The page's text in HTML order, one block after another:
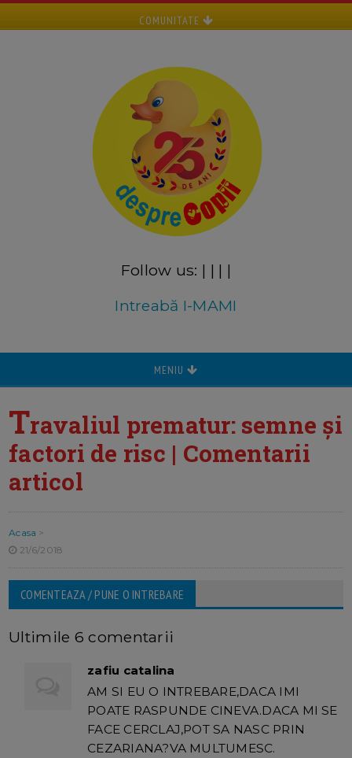
COMUNITATE
Follow us: | | | |
Intreabă I-MAMI
MENIU
Travaliul prematur: semne și
factori de risc | Comentarii
articol
Acasa >
21/6/2018
COMENTEAZA / PUNE O INTREBARE
Ultimile 6 comentarii
zafiu catalina
AM SI EU O INTREBARE,DACA IMI
POATE RASPUNDE CINEVA.DACA MI SE
FACE CERCLAJ,POT SA NASC PRIN
CEZARIANA?VA MULTUMESC.